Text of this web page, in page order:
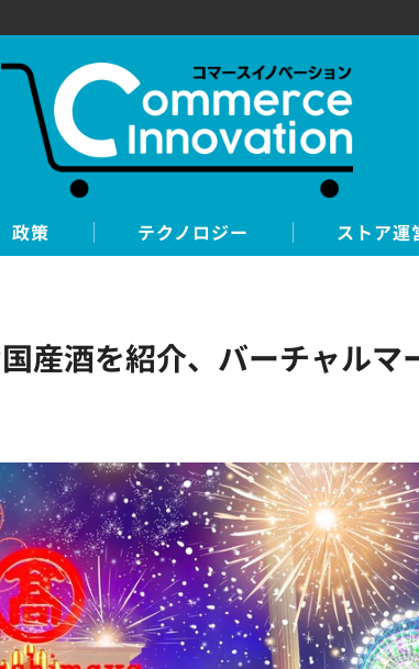
政策 テクノロジー ストア運
産酒を紹介、バーチャル